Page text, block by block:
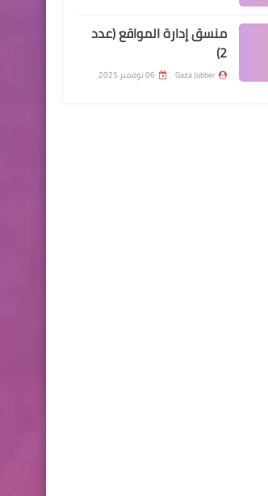
منسق إدارة المواقع (عدد
2)
Gaza Jobber 06 نوفمبر 2025